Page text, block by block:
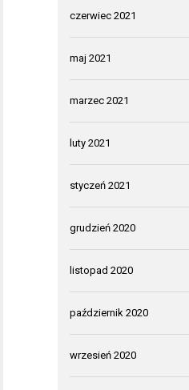
czerwiec 2021
maj 2021
marzec 2021
luty 2021
styczeń 2021
grudzień 2020
listopad 2020
październik 2020
wrzesień 2020